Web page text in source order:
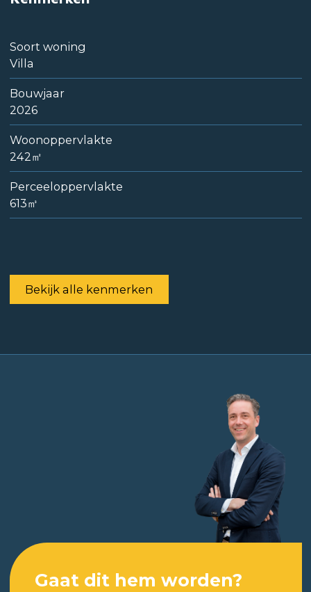
Soort woning
Villa
Bouwjaar
2026
Woonoppervlakte
242㎡
Perceeloppervlakte
613㎥
Bekijk alle kenmerken
Gaat dit hem worden?